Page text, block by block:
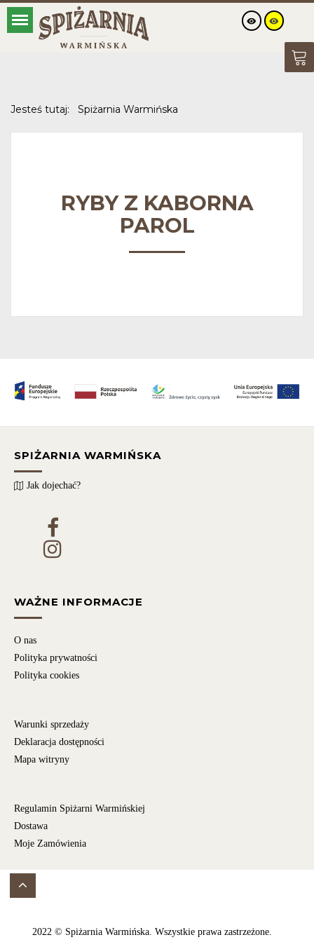
Jesteś tutaj: Spiżarnia Warmińska
RYBY Z KABORNA
PAROL
SPIŻARNIA WARMIŃSKA
Jak dojechać?
WAŻNE INFORMACJE
O nas
Polityka prywatności
Polityka cookies
Warunki sprzedaży
Deklaracja dostępności
Mapa witryny
Regulamin Spiżarni Warmińskiej
Dostawa
Moje Zamówienia
2022 © Spiżarnia Warmińska. Wszystkie prawa zastrzeżone.